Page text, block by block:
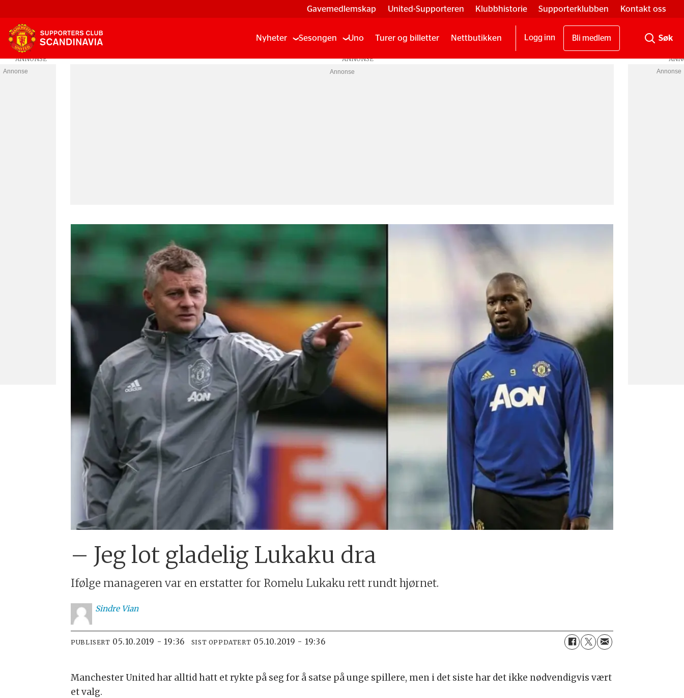
Gavemedlemskap United-Supporteren Klubbhistorie Supporterklubben Kontakt oss
Nyheter Sesongen Uno Turer og billetter Nettbutikken Logg inn Bli medlem
Annonse
– Jeg lot gladelig Lukaku dra
Ifølge manageren var en erstatter for Romelu Lukaku rett rundt hjørnet.
Sindre Vian
PUBLISERT 05.10.2019 - 19:36 SIST OPPDATERT 05.10.2019 - 19:36
Manchester United har alltid hatt et rykte på seg for å satse på unge spillere, men i det siste har det ikke nødvendigvis vært
et valg.
Annonse Annonse